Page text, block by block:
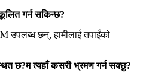
गर्न सकिन्छ?
उपलब्ध छन्, हामीलाई तपाईंको
छ?म त्यहाँ कसरी भ्रमण गर्न सक्छु?